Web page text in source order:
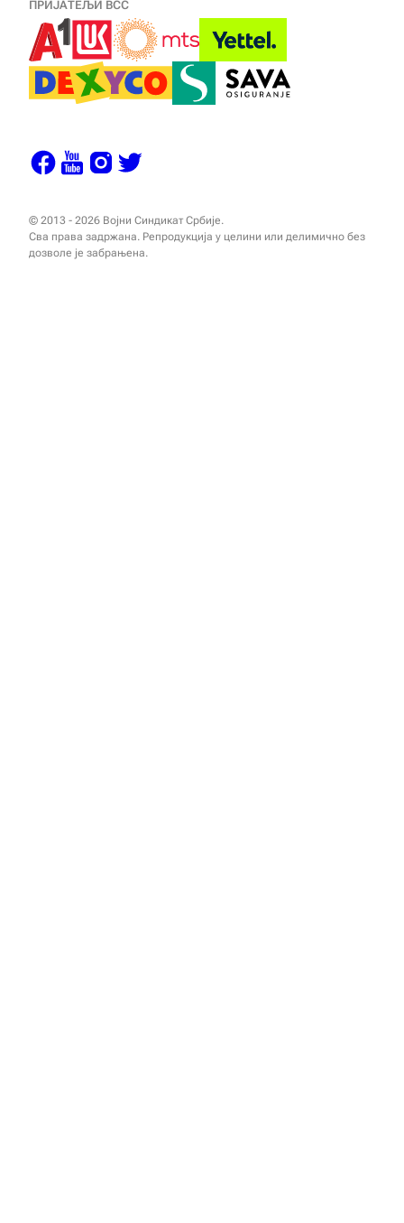
ПРИЈАТЕЉИ ВСС
© 2013 - 2026 Војни Синдикат Србије.
Сва права задржана. Репродукција у целини или делимично без
дозволе је забрањена.